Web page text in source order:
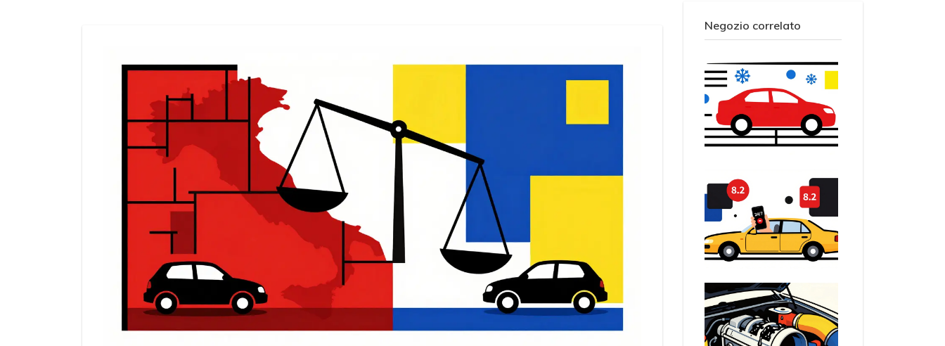
Negozio correlato